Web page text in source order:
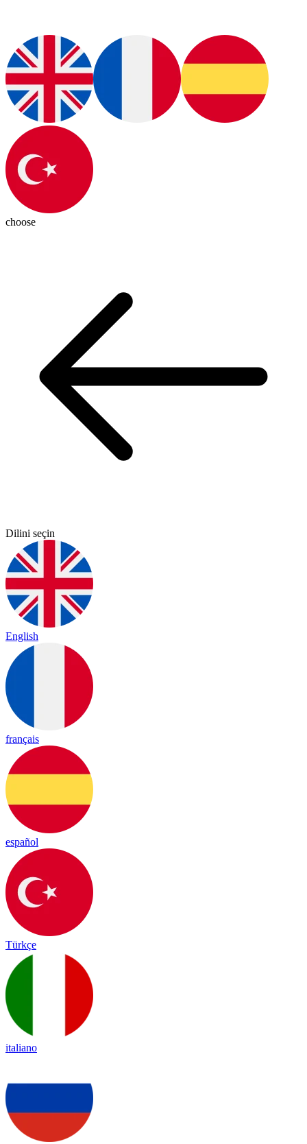
choose
Dilini seçin
English
français
español
Türkçe
italiano